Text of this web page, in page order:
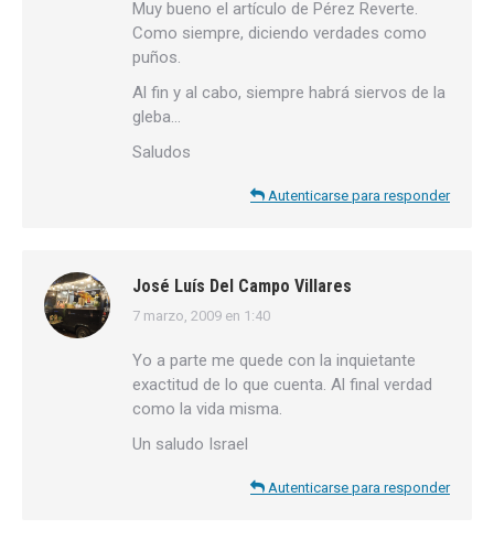
Muy bueno el artículo de Pérez Reverte.
Como siempre, diciendo verdades como
puños.
Al fin y al cabo, siempre habrá siervos de la
gleba…
Saludos
Autenticarse para responder
José Luís Del Campo Villares
dice:
7 marzo, 2009 en 1:40
Yo a parte me quede con la inquietante
exactitud de lo que cuenta. Al final verdad
como la vida misma.
Un saludo Israel
Autenticarse para responder